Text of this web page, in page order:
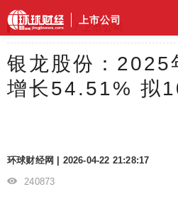
上市公司
环球财经 上市公司
银龙股份：2025
增长54.51% 拟
环球财经网 | 2026-04-22 21:28:17
240873